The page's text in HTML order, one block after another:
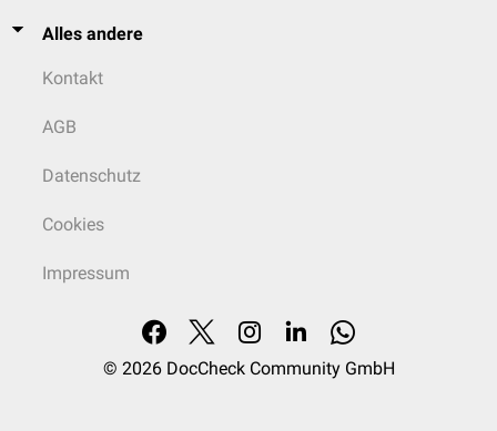
Alles andere
Kontakt
AGB
Datenschutz
Cookies
Impressum
© 2026 DocCheck Community GmbH